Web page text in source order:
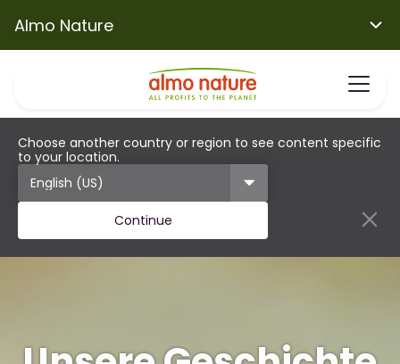
Almo Nature
Choose another country or region to see content specific
to your location.
Continue